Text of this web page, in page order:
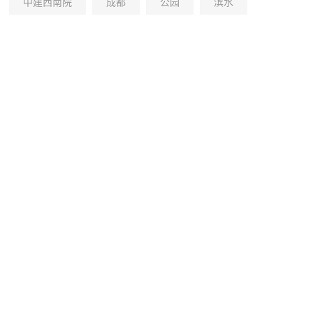
中建西南院 成都 公园 滨水